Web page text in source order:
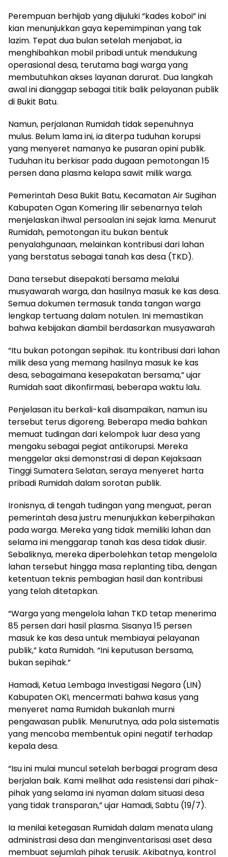
Perempuan berhijab yang dijuluki “kades koboi” ini
kian menunjukkan gaya kepemimpinan yang tak
lazim. Tepat dua bulan setelah menjabat, ia
menghibahkan mobil pribadi untuk mendukung
operasional desa, terutama bagi warga yang
membutuhkan akses layanan darurat. Dua langkah
awal ini dianggap sebagai titik balik pelayanan publik
di Bukit Batu.
Namun, perjalanan Rumidah tidak sepenuhnya
mulus. Belum lama ini, ia diterpa tuduhan korupsi
yang menyeret namanya ke pusaran opini publik.
Tuduhan itu berkisar pada dugaan pemotongan 15
persen dana plasma kelapa sawit milik warga.
Pemerintah Desa Bukit Batu, Kecamatan Air Sugihan
Kabupaten Ogan Komering Ilir sebenarnya telah
menjelaskan ihwal persoalan ini sejak lama. Menurut
Rumidah, pemotongan itu bukan bentuk
penyalahgunaan, melainkan kontribusi dari lahan
yang berstatus sebagai tanah kas desa (TKD).
Dana tersebut disepakati bersama melalui
musyawarah warga, dan hasilnya masuk ke kas desa.
Semua dokumen termasuk tanda tangan warga
lengkap tertuang dalam notulen. Ini memastikan
bahwa kebijakan diambil berdasarkan musyawarah
“Itu bukan potongan sepihak. Itu kontribusi dari lahan
milik desa yang memang hasilnya masuk ke kas
desa, sebagaimana kesepakatan bersama,” ujar
Rumidah saat dikonfirmasi, beberapa waktu lalu.
Penjelasan itu berkali-kali disampaikan, namun isu
tersebut terus digoreng. Beberapa media bahkan
memuat tudingan dari kelompok luar desa yang
mengaku sebagai pegiat antikorupsi. Mereka
menggelar aksi demonstrasi di depan Kejaksaan
Tinggi Sumatera Selatan, seraya menyeret harta
pribadi Rumidah dalam sorotan publik.
Ironisnya, di tengah tudingan yang menguat, peran
pemerintah desa justru menunjukkan keberpihakan
pada warga. Mereka yang tidak memiliki lahan dan
selama ini menggarap tanah kas desa tidak diusir.
Sebaliknya, mereka diperbolehkan tetap mengelola
lahan tersebut hingga masa replanting tiba, dengan
ketentuan teknis pembagian hasil dan kontribusi
yang telah ditetapkan.
“Warga yang mengelola lahan TKD tetap menerima
85 persen dari hasil plasma. Sisanya 15 persen
masuk ke kas desa untuk membiayai pelayanan
publik,” kata Rumidah. “Ini keputusan bersama,
bukan sepihak.”
Hamadi, Ketua Lembaga Investigasi Negara (LIN)
Kabupaten OKI, mencermati bahwa kasus yang
menyeret nama Rumidah bukanlah murni
pengawasan publik. Menurutnya, ada pola sistematis
yang mencoba membentuk opini negatif terhadap
kepala desa.
“Isu ini mulai muncul setelah berbagai program desa
berjalan baik. Kami melihat ada resistensi dari pihak-
pihak yang selama ini nyaman dalam situasi desa
yang tidak transparan,” ujar Hamadi, Sabtu (19/7).
Ia menilai ketegasan Rumidah dalam menata ulang
administrasi desa dan menginventarisasi aset desa
membuat sejumlah pihak terusik. Akibatnya, kontrol